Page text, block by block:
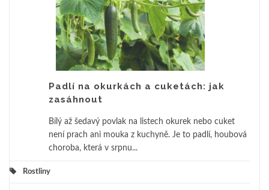
Padlí na okurkách a cuketách: jak
zasáhnout
Bílý až šedavý povlak na listech okurek nebo cuket
není prach ani mouka z kuchyně. Je to padlí, houbová
choroba, která v srpnu...
Rostliny